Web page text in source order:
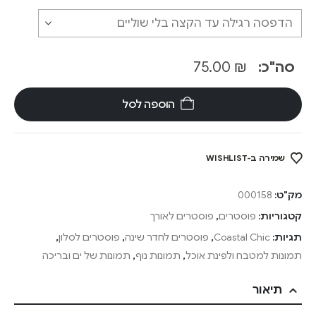
סה"כ: ₪
הוספה לסל
שמירה ב-WISHLIST
מק"ט: 000158
קטגוריות: פוסטרים, פוסטרים לאורך
תגיות: Coastal Chic
, פוסטרים לחדר שינה, פוסטרים לסלון,
תמונות למטבח ולפינת אוכל, תמונות נוף, תמונות של ים ובריכה
תיאור